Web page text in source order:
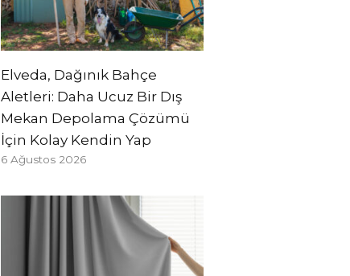
Elveda, Dağınık Bahçe
Aletleri: Daha Ucuz Bir Dış
Mekan Depolama Çözümü
İçin Kolay Kendin Yap
6 Ağustos 2026